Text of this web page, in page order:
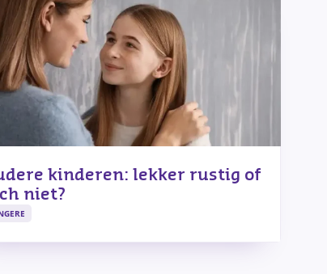
kinderen: lekker rustig of
niet?